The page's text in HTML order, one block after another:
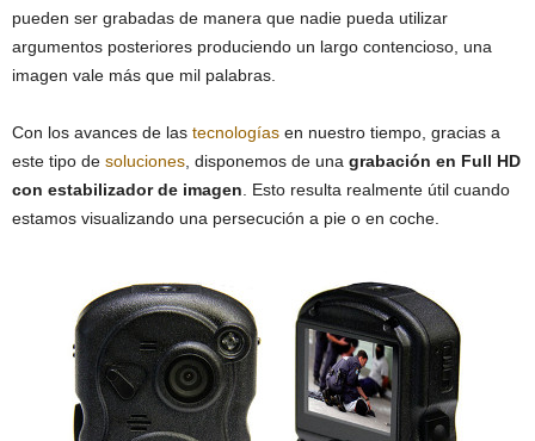
pueden ser grabadas de manera que nadie pueda utilizar
argumentos posteriores produciendo un largo contencioso, una
imagen vale más que mil palabras.
Con los avances de las tecnologías en nuestro tiempo, gracias a
este tipo de soluciones , disponemos de una grabación en Full HD
con estabilizador de imagen . Esto resulta realmente útil cuando
estamos visualizando una persecución a pie o en coche.